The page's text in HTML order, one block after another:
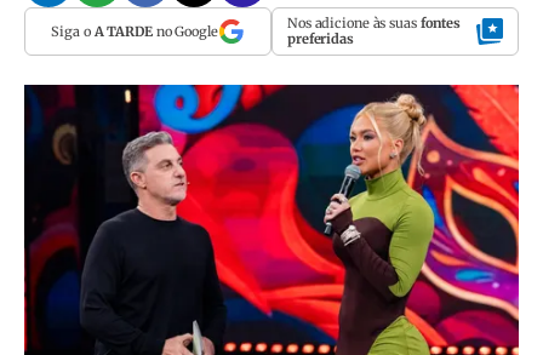
Siga o A TARDEno Google Nos adicione às suas fontes
preferidas